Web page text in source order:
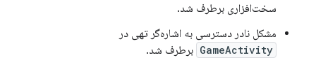
سخت‌افزاری برطرف شد.
مشکل نادر دسترسی به اشاره‌گر تهی در
GameActivity برطرف شد.